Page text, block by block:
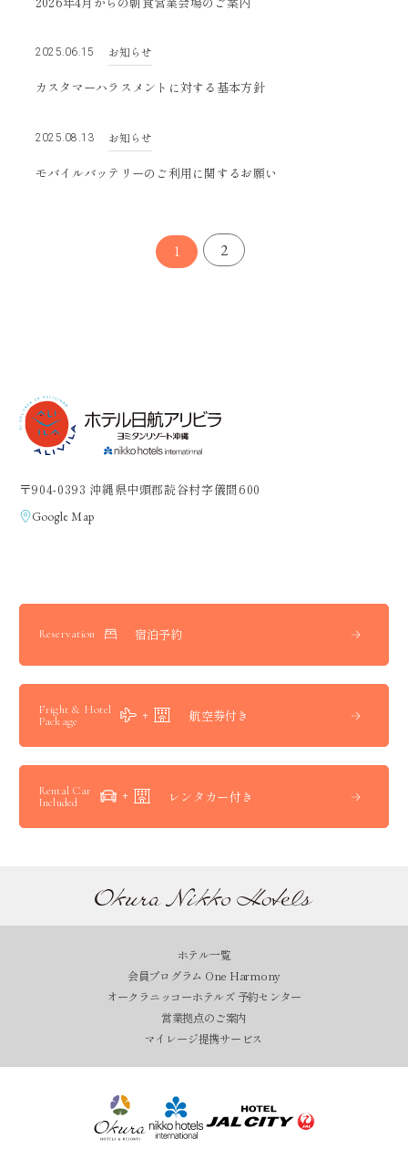
2025.06.15 お知らせ
カスタマーハラスメントに対する基本方針
2025.08.13 お知らせ
モバイルバッテリーのご利用に関するお願い
1 2
〒904-0393 沖縄県中頭郡読谷村字儀間600
Google Map
Reservation 宿泊予約
Fright & Hotel
Package
航空券付き
Rental Car
Included
レンタカー付き
ホテル一覧
会員プログラム One Harmony
オークラニッコーホテルズ 予約センター
営業拠点のご案内
マイレージ提携サービス